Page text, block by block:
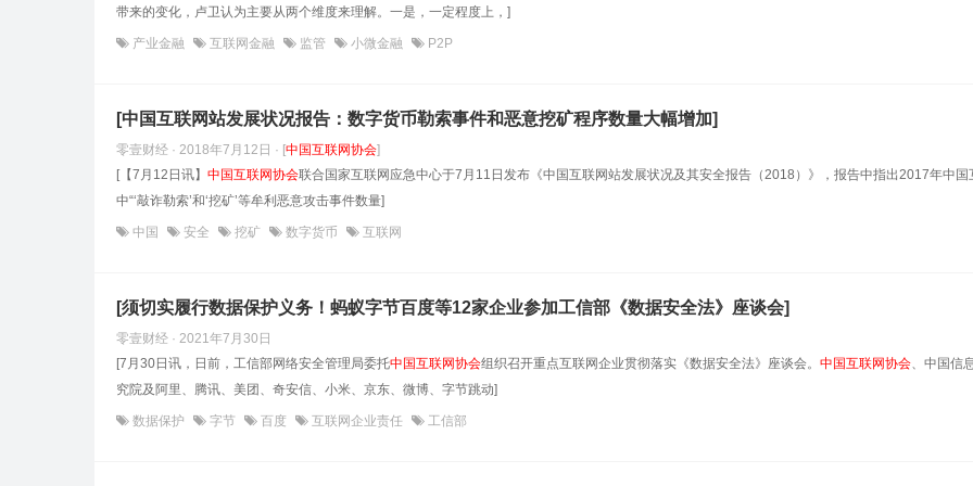
带来的变化，卢卫认为主要从两个维度来理解。一是，一定程度上，]
产业金融 互联网金融 监管 小微金融 P2P
[中国互联网站发展状况报告：数字货币勒索事件和恶意挖矿程序数量大幅增加]
零壹财经 · 2018年7月12日 · [中国互联网协会]
[【7月12日讯】 中国互联网协会联合国家互联网应急中心于7月11日发布《中国互联网站发展状况及其安全报告（2018）》，报告中指出2017年中国
中“‘敲诈勒索’和‘挖矿’等牟利恶意攻击事件数量]
中国 安全 挖矿 数字货币 互联网
[须切实履行数据保护义务！蚂蚁字节百度等12家企业参加工信部《数据安全法》座谈会]
零壹财经 · 2021年7月30日
[7月30日讯，日前，工信部网络安全管理局委托中国互联网协会组织召开重点互联网企业贯彻落实《数据安全法》座谈会。 中国互联网协会、中国信
究院及阿里、腾讯、美团、奇安信、小米、京东、微博、字节跳动]
数据保护 字节 百度 互联网企业责任 工信部